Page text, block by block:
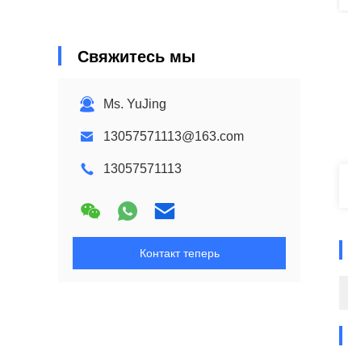
Свяжитесь мы
Ms. YuJing
13057571113@163.com
13057571113
Контакт теперь